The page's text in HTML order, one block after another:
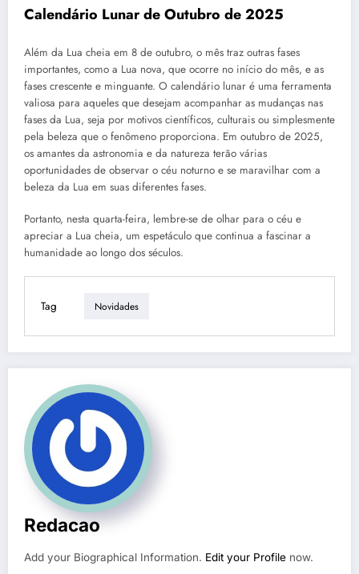
Calendário Lunar de Outubro de 2025
Além da Lua cheia em 8 de outubro, o mês traz outras fases
importantes, como a Lua nova, que ocorre no início do mês, e as
fases crescente e minguante. O calendário lunar é uma ferramenta
valiosa para aqueles que desejam acompanhar as mudanças nas
fases da Lua, seja por motivos científicos, culturais ou simplesmente
pela beleza que o fenômeno proporciona. Em outubro de 2025,
os amantes da astronomia e da natureza terão várias
oportunidades de observar o céu noturno e se maravilhar com a
beleza da Lua em suas diferentes fases.
Portanto, nesta quarta-feira, lembre-se de olhar para o céu e
apreciar a Lua cheia, um espetáculo que continua a fascinar a
humanidade ao longo dos séculos.
Tag Novidades
Redacao
Add your Biographical Information. Edit your Profile now.